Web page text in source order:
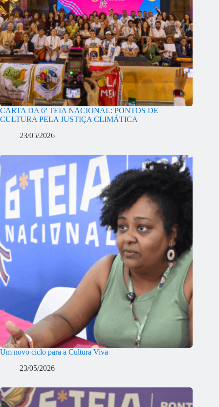
CARTA DA 6ª TEIA NACIONAL: PONTOS DE
CULTURA PELA JUSTIÇA CLIMÁTICA
23/05/2026
Um novo ciclo para a Cultura Viva
23/05/2026